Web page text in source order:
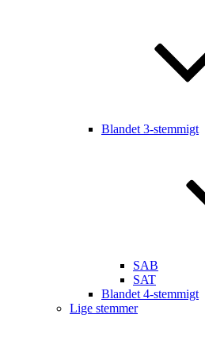
Blandet 3-stemmigt
SAB
SAT
Blandet 4-stemmigt
Lige stemmer